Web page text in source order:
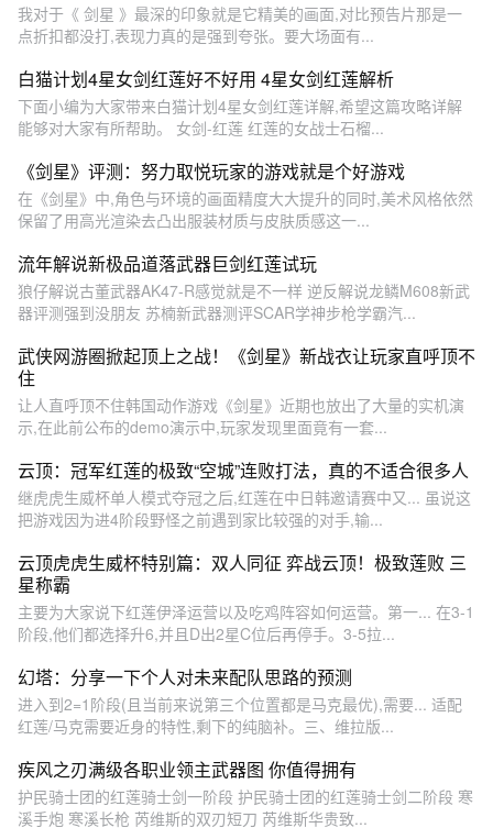
我对于《 剑星 》最深的印象就是它精美的画面,对比预告片那是一
点折扣都没打,表现力真的是强到夸张。要大场面有...
白猫计划4星女剑红莲好不好用 4星女剑红莲解析
下面小编为大家带来白猫计划4星女剑红莲详解,希望这篇攻略详解
能够对大家有所帮助。 女剑-红莲 红莲的女战士石榴...
《剑星》评测：努力取悦玩家的游戏就是个好游戏
在《剑星》中,角色与环境的画面精度大大提升的同时,美术风格依然
保留了用高光渲染去凸出服装材质与皮肤质感这一...
流年解说新极品道落武器巨剑红莲试玩
狼仔解说古董武器AK47-R感觉就是不一样 逆反解说龙鳞M608新武
器评测强到没朋友 苏楠新武器测评SCAR学神步枪学霸汽...
武侠网游圈掀起顶上之战！《剑星》新战衣让玩家直呼顶不
住
让人直呼顶不住韩国动作游戏《剑星》近期也放出了大量的实机演
示,在此前公布的demo演示中,玩家发现里面竟有一套...
云顶：冠军红莲的极致“空城”连败打法，真的不适合很多人
继虎虎生威杯单人模式夺冠之后,红莲在中日韩邀请赛中又... 虽说这
把游戏因为进4阶段野怪之前遇到家比较强的对手,输...
云顶虎虎生威杯特别篇：双人同征 弈战云顶！极致莲败 三
星称霸
主要为大家说下红莲伊泽运营以及吃鸡阵容如何运营。第一... 在3-1
阶段,他们都选择升6,并且D出2星C位后再停手。3-5拉...
幻塔：分享一下个人对未来配队思路的预测
进入到2=1阶段(且当前来说第三个位置都是马克最优),需要... 适配
红莲/马克需要近身的特性,剩下的纯脑补。三、维拉版...
疾风之刃满级各职业领主武器图 你值得拥有
护民骑士团的红莲骑士剑一阶段 护民骑士团的红莲骑士剑二阶段 寒
溪手炮 寒溪长枪 芮维斯的双刃短刀 芮维斯华贵致...